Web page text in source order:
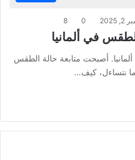
0
8
في ألمانيا
أصبحت متابعة حالة الطقس
ما نتساءل، كيف…